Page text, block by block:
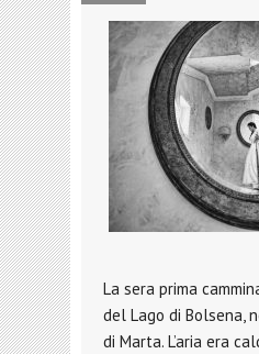
La sera prima
del Lago di Bolsena,
di Marta. L’aria era